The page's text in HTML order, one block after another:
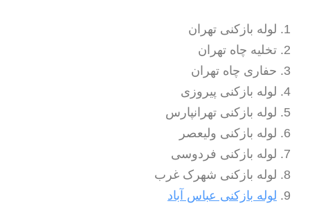
لوله بازکنی تهران
تخلیه چاه تهران
حفاری چاه تهران
لوله بازکنی پیروزی
لوله بازکنی تهرانپارس
لوله بازکنی ولیعصر
لوله بازکنی فردوسی
لوله بازکنی شهرک غرب
لوله بازکنی عباس آباد